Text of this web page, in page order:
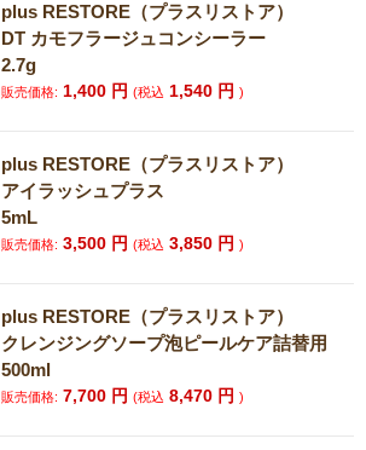
plus RESTORE（プラスリストア）
DT カモフラージュコンシーラー
2.7g
販売価格: 1,400 円(税込 1,540 円)
plus RESTORE（プラスリストア）
アイラッシュプラス
5mL
販売価格: 3,500 円(税込 3,850 円)
plus RESTORE（プラスリストア）
クレンジングソープ泡ピールケア詰替用
500ml
販売価格: 7,700 円(税込 8,470 円)